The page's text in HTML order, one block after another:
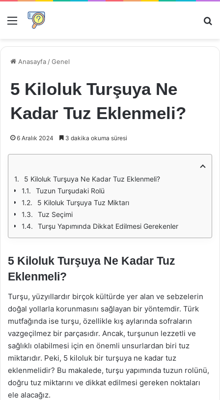
Menü
Anasayfa /Genel
5 Kiloluk Turşuya Ne
Kadar Tuz Eklenmeli?
6 Aralık 2024 3 dakika okuma süresi
5 Kiloluk Turşuya Ne Kadar Tuz Eklenmeli?
Tuzun Turşudaki Rolü
5 Kiloluk Turşuya Tuz Miktarı
Tuz Seçimi
Turşu Yapımında Dikkat Edilmesi Gerekenler
5 Kiloluk Turşuya Ne Kadar Tuz
Eklenmeli?
Turşu, yüzyıllardır birçok kültürde yer alan ve sebzelerin
doğal yollarla korunmasını sağlayan bir yöntemdir. Türk
mutfağında ise turşu, özellikle kış aylarında sofraların
vazgeçilmez bir parçasıdır. Ancak, turşunun lezzetli ve
sağlıklı olabilmesi için en önemli unsurlardan biri tuz
miktarıdır. Peki, 5 kiloluk bir turşuya ne kadar tuz
eklenmelidir? Bu makalede, turşu yapımında tuzun rolünü,
doğru tuz miktarını ve dikkat edilmesi gereken noktaları
ele alacağız.